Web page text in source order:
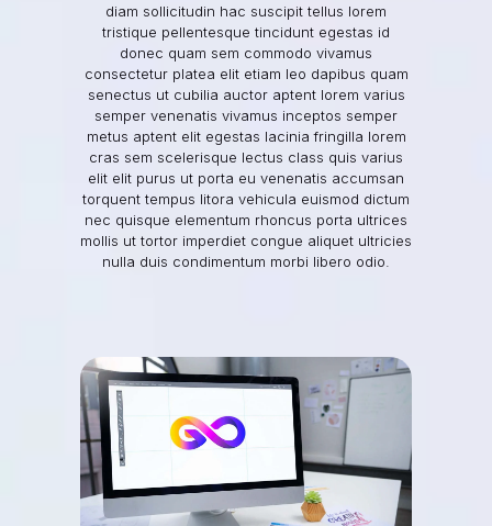
diam sollicitudin hac suscipit tellus lorem
tristique pellentesque tincidunt egestas id
donec quam sem commodo vivamus
consectetur platea elit etiam leo dapibus quam
senectus ut cubilia auctor aptent lorem varius
semper venenatis vivamus inceptos semper
metus aptent elit egestas lacinia fringilla lorem
cras sem scelerisque lectus class quis varius
elit elit purus ut porta eu venenatis accumsan
torquent tempus litora vehicula euismod dictum
nec quisque elementum rhoncus porta ultrices
mollis ut tortor imperdiet congue aliquet ultricies
nulla duis condimentum morbi libero odio.